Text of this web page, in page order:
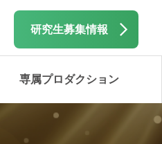
研究生募集情報
専属プロダクション